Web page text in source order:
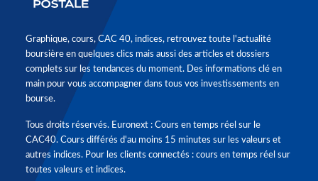
Graphique, cours, CAC 40, indices, retrouvez toute l'actualité
boursière en quelques clics mais aussi des articles et dossiers
complets sur les tendances du moment. Des informations clé en
main pour vous accompagner dans tous vos investissements en
bourse.
Tous droits réservés. Euronext : Cours en temps réel sur le
CAC40. Cours différés d'au moins 15 minutes sur les valeurs et
autres indices. Pour les clients connectés : cours en temps réel sur
toutes valeurs et indices.